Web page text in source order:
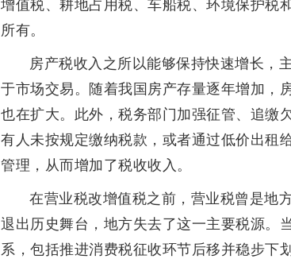
所有。
房产税收入之所以能够保持快速增长，
于市场交易。随着我国房产存量逐年增加，
也在扩大。此外，税务部门加强征管、追缴
有人未按规定缴纳税款，或者通过低价出租
管理，从而增加了税收收入。
在营业税改增值税之前，营业税曾是地
退出历史舞台，地方失去了这一主要税源。
系，包括推进消费税征收环节后移并稳步下